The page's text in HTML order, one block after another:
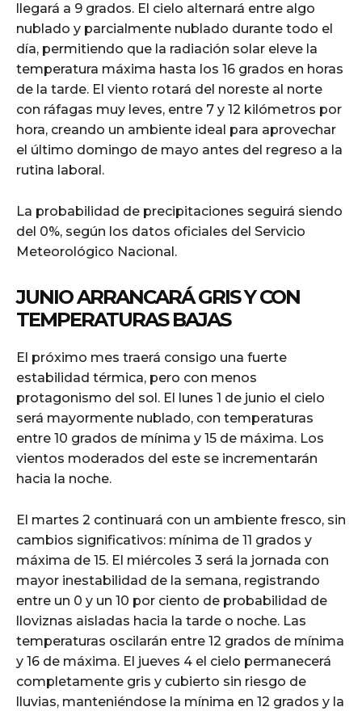
llegará a 9 grados. El cielo alternará entre algo
nublado y parcialmente nublado durante todo el
día, permitiendo que la radiación solar eleve la
temperatura máxima hasta los 16 grados en horas
de la tarde. El viento rotará del noreste al norte
con ráfagas muy leves, entre 7 y 12 kilómetros por
hora, creando un ambiente ideal para aprovechar
el último domingo de mayo antes del regreso a la
rutina laboral.
La probabilidad de precipitaciones seguirá siendo
del 0%, según los datos oficiales del Servicio
Meteorológico Nacional.
JUNIO ARRANCARÁ GRIS Y CON
TEMPERATURAS BAJAS
El próximo mes traerá consigo una fuerte
estabilidad térmica, pero con menos
protagonismo del sol. El lunes 1 de junio el cielo
será mayormente nublado, con temperaturas
entre 10 grados de mínima y 15 de máxima. Los
vientos moderados del este se incrementarán
hacia la noche.
El martes 2 continuará con un ambiente fresco, sin
cambios significativos: mínima de 11 grados y
máxima de 15. El miércoles 3 será la jornada con
mayor inestabilidad de la semana, registrando
entre un 0 y un 10 por ciento de probabilidad de
lloviznas aisladas hacia la tarde o noche. Las
temperaturas oscilarán entre 12 grados de mínima
y 16 de máxima. El jueves 4 el cielo permanecerá
completamente gris y cubierto sin riesgo de
lluvias, manteniéndose la mínima en 12 grados y la